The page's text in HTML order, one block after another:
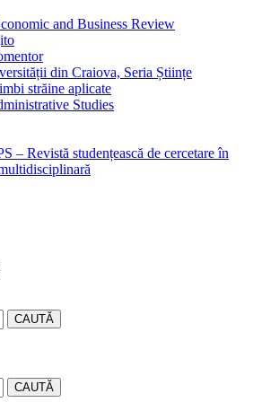
and Business Review
din Craiova, Seria Științe
străine aplicate
Studies
– Revistă studențească de cercetare în
CAUTĂ
CAUTĂ